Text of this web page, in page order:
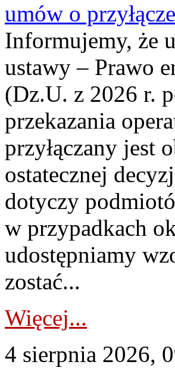
umów o
Informujemy, że
ustawy – Prawo
(Dz.U. z 2026 r.
przekazania
przyłączany jest
ostatecznej
dotyczy
w przypadkach
udostępniamy
zostać...
Więcej...
4 sierpnia 2026,